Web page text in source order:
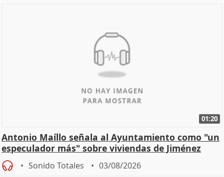
01:20
Antonio Maíllo señala al Ayuntamiento como "un
especulador más" sobre viviendas de Jiménez
Becerril
Sonido Totales 03/08/2026